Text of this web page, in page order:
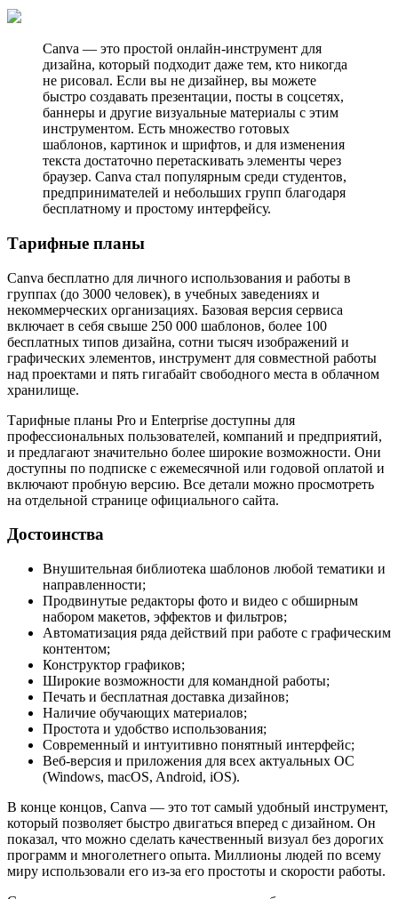
Canva — это простой онлайн-инструмент для
дизайна, который подходит даже тем, кто никогда
не рисовал. Если вы не дизайнер, вы можете
быстро создавать презентации, посты в соцсетях,
баннеры и другие визуальные материалы с этим
инструментом. Есть множество готовых
шаблонов, картинок и шрифтов, и для изменения
текста достаточно перетаскивать элементы через
браузер. Canva стал популярным среди студентов,
предпринимателей и небольших групп благодаря
бесплатному и простому интерфейсу.
Тарифные планы
Canva бесплатно для личного использования и работы в
группах (до 3000 человек), в учебных заведениях и
некоммерческих организациях. Базовая версия сервиса
включает в себя свыше 250 000 шаблонов, более 100
бесплатных типов дизайна, сотни тысяч изображений и
графических элементов, инструмент для совместной работы
над проектами и пять гигабайт свободного места в облачном
хранилище.
Тарифные планы Pro и Enterprise доступны для
профессиональных пользователей, компаний и предприятий,
и предлагают значительно более широкие возможности. Они
доступны по подписке с ежемесячной или годовой оплатой и
включают пробную версию. Все детали можно просмотреть
на отдельной странице официального сайта.
Достоинства
Внушительная библиотека шаблонов любой тематики и
направленности;
Продвинутые редакторы фото и видео с обширным
набором макетов, эффектов и фильтров;
Автоматизация ряда действий при работе с графическим
контентом;
Конструктор графиков;
Широкие возможности для командной работы;
Печать и бесплатная доставка дизайнов;
Наличие обучающих материалов;
Простота и удобство использования;
Современный и интуитивно понятный интерфейс;
Веб-версия и приложения для всех актуальных ОС
(Windows, macOS, Android, iOS).
В конце концов, Canva — это тот самый удобный инструмент,
который позволяет быстро двигаться вперед с дизайном. Он
показал, что можно сделать качественный визуал без дорогих
программ и многолетнего опыта. Миллионы людей по всему
миру использовали его из-за его простоты и скорости работы.